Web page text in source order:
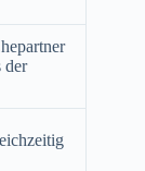
der